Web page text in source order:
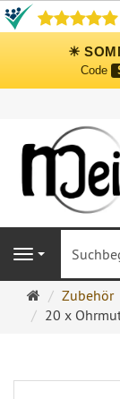
☀
Code
Navigation
Ohrringe
Ohrstecker
Zubehör
20 x